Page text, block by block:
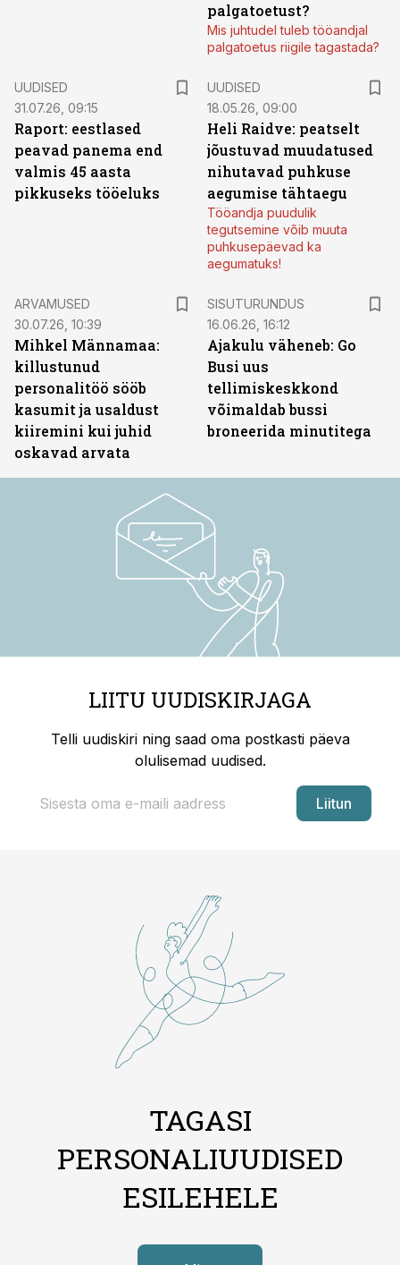
palgatoetust?
Mis juhtudel tuleb tööandjal
palgatoetus riigile tagastada?
UUDISED
31.07.26, 09:15
Raport: eestlased
peavad panema end
valmis 45 aasta
pikkuseks tööeluks
UUDISED
18.05.26, 09:00
Heli Raidve: peatselt
jõustuvad muudatused
nihutavad puhkuse
aegumise tähtaegu
Tööandja puudulik
tegutsemine võib muuta
puhkusepäevad ka
aegumatuks!
ARVAMUSED
30.07.26, 10:39
Mihkel Männamaa:
killustunud
personalitöö sööb
kasumit ja usaldust
kiiremini kui juhid
oskavad arvata
SISUTURUNDUS
16.06.26, 16:12
Ajakulu väheneb: Go
Busi uus
tellimiskeskkond
võimaldab bussi
broneerida minutitega
LIITU UUDISKIRJAGA
Telli uudiskiri ning saad oma postkasti päeva
olulisemad uudised.
Liitun
TAGASI
PERSONALIUUDISED
ESILEHELE